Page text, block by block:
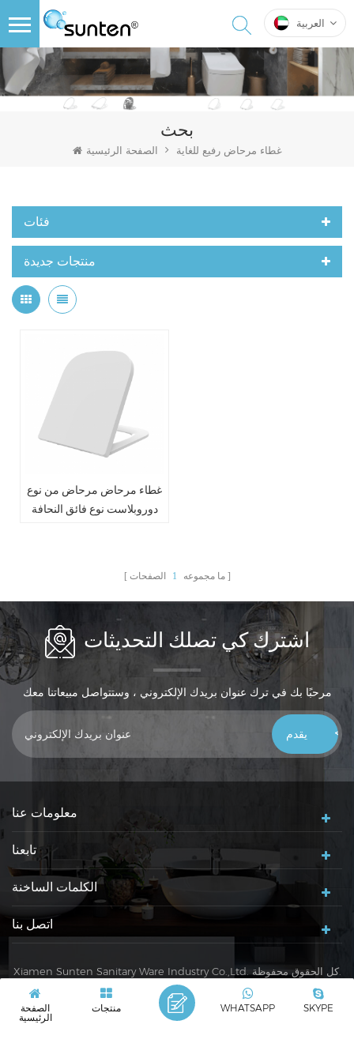
العربية
بحث
الصفحة الرئيسية غطاء مرحاض رفيع للغاية
فئات
منتجات جديدة
غطاء مرحاض مرحاض من نوع
دوروبلاست نوع فائق النحافة
ما مجموعه 1 الصفحات
اشترك كي تصلك التحديثات
مرحبًا بك في ترك عنوان بريدك الإلكتروني ، وستتواصل مبيعاتنا معك
خلال 24 ساعة ، شكرًا لك!
معلومات عنا
تابعنا
الكلمات الساخنة
اتصل بنا
Xiamen Sunten Sanitary Ware Industry Co.,Ltd. كل الحقوق محفوظة.
|سياسة خاصة
شبكة IPv6 مدعومة
الصفحة
الرئيسية
منتجات SKYPE
WHATSAPP